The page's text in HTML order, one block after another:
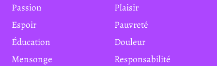
Passion
Plaisir
Espoir
Pauvreté
Éducation
Douleur
Mensonge
Responsabilité